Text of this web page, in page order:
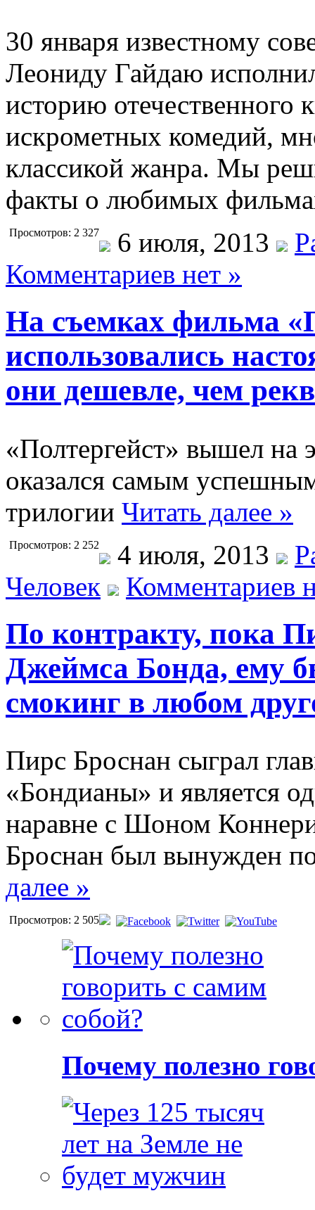
30 января известному
Леониду Гайдаю
историю отечественного
искрометных комедий,
классикой жанра. Мы
факты о любимых
Просмотров: 2 327 6 июля, 2013
Комментариев нет »
На съемках фильма
использовались
они дешевле, чем
«Полтергейст» вышел на
оказался самым
трилогии Читать далее »
Просмотров: 2 252 4 июля, 2013
Человек
Комментариев
По контракту, пока
Джеймса Бонда, ему
смокинг в любом
Пирс Броснан сыграл
«Бондианы» и является
наравне с Шоном
Броснан был вынужден
далее »
Просмотров: 2 505
Почему полезно